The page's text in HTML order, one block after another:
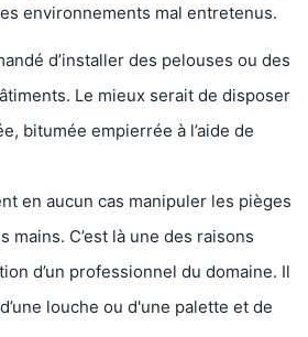
environnements mal entretenus.
d’installer des pelouses ou des
Le mieux serait de disposer
bitumée empierrée à l’aide de
en aucun cas manipuler les pièges
mains. C’est là une des raisons
d’un professionnel du domaine. Il
louche ou d'une palette et de